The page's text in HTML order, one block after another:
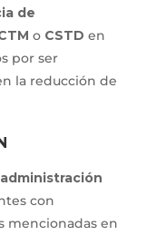
de
o CSTD en
por ser
la reducción de
administración
con
mencionadas en